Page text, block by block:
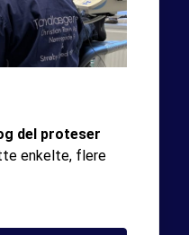
del proteser
enkelte, flere